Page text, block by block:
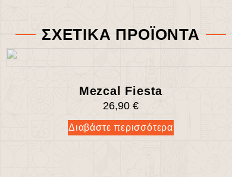
ΣΧΕΤΙΚΑ ΠΡΟΪΟΝΤΑ
Mezcal Fiesta
26,90 €
Διαβάστε περισσότερα